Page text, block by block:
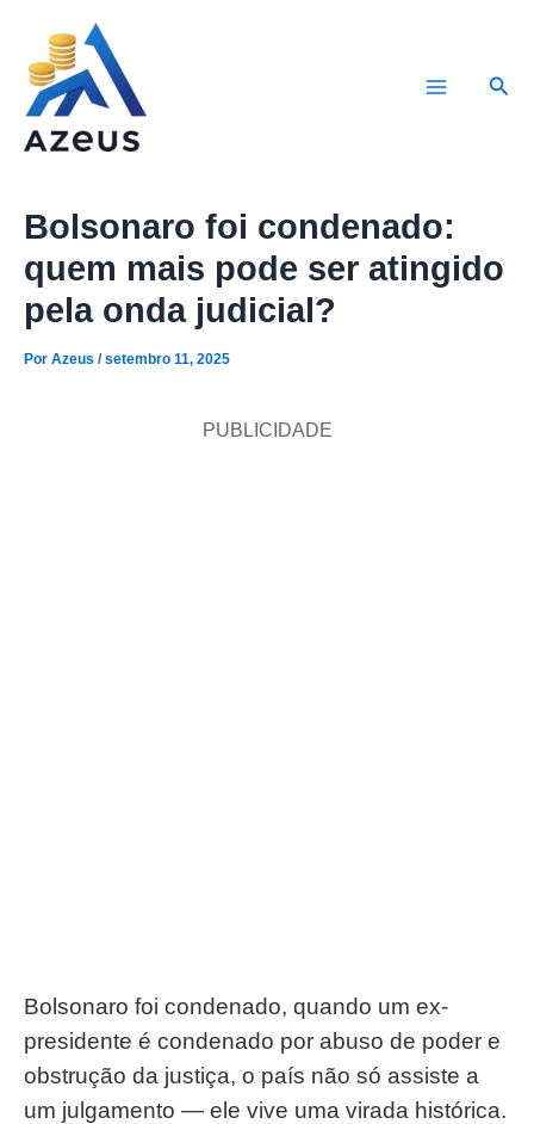
conteúdo
Bolsonaro foi condenado:
quem mais pode ser atingido
pela onda judicial?
Por Azeus /setembro 11, 2025
PUBLICIDADE
Bolsonaro foi condenado, quando um ex-
presidente é condenado por abuso de poder e
obstrução da justiça, o país não só assiste a
um julgamento — ele vive uma virada histórica.